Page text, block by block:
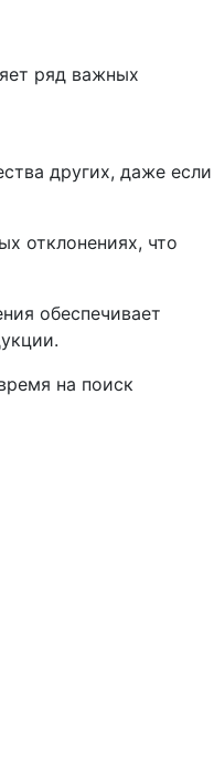
ряд важных
других, даже если
отклонениях, что
обеспечивает
на поиск